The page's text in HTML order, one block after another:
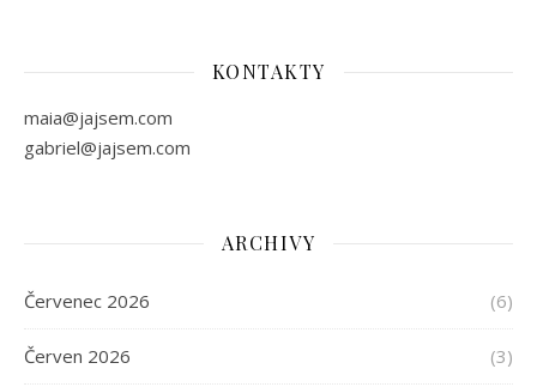
KONTAKTY
maia@jajsem.com
gabriel@jajsem.com
ARCHIVY
Červenec 2026 (6)
Červen 2026 (3)